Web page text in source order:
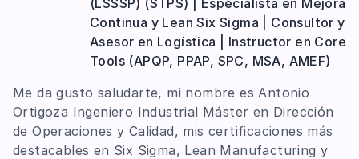
(LSSSP) (STPS) | Especialista en Mejora
Continua y Lean Six Sigma | Consultor y
Asesor en Logística | Instructor en Core
Tools (APQP, PPAP, SPC, MSA, AMEF)
Me da gusto saludarte, mi nombre es Antonio
Ortigoza Ingeniero Industrial Máster en Dirección
de Operaciones y Calidad, mis certificaciones más
destacables en Six Sigma, Lean Manufacturing y